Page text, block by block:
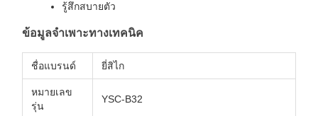
รู้สึกสบายตัว
ข้อมูลจำเพาะทางเทคนิค
ชื่อแบรนด์ ยี่สิไก
หมายเลข
รุ่น
YSC-B32